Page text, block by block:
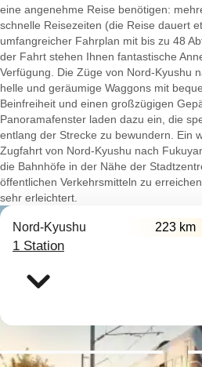
eine angenehme Reise benötigen:
schnelle Reisezeiten (die Reise dauert
umfangreicher Fahrplan mit bis zu 48
der Fahrt stehen Ihnen fantastische
Verfügung. Die Züge von Nord-Kyushu
helle und geräumige Waggons mit
Beinfreiheit und einen großzügigen
Panoramafenster laden dazu ein, die
entlang der Strecke zu bewundern. Ein
Zugfahrt von Nord-Kyushu nach
die Bahnhöfe in der Nähe der
öffentlichen Verkehrsmitteln zu
sehr erleichtert.
Nord-Kyushu 223 km
1 Station